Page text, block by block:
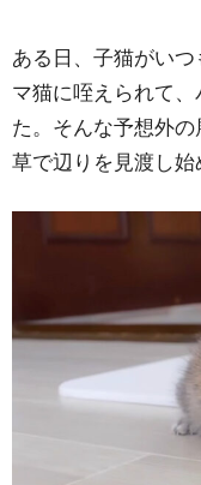
ある日、子猫がい
マ猫に咥えられて
た。そんな予想外
草で辺りを見渡し